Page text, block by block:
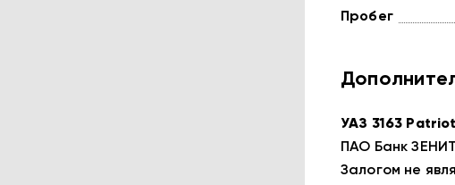
Пробег
УАЗ 3163
ПАО Бaнк
Залогом не